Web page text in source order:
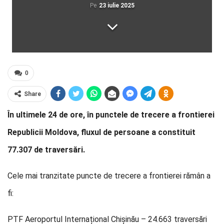
Pe 23 iulie 2025
0
Share
În ultimele 24 de ore, în punctele de trecere a frontierei
Republicii Moldova, fluxul de persoane a constituit
77.307 de traversări.
Cele mai tranzitate puncte de trecere a frontierei rămân a
fi:
PTF Aeroportul Internațional Chișinău – 24.663 traversări